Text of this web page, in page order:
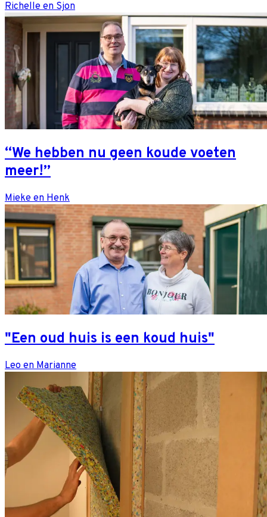
Richelle en Sjon
“We hebben nu geen koude voeten
meer!”
Mieke en Henk
"Een oud huis is een koud huis"
Leo en Marianne